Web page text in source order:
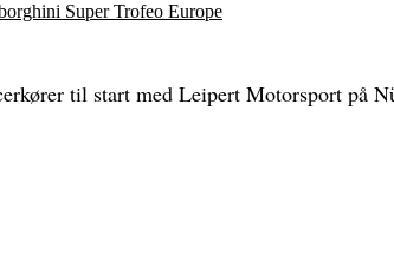
Super Trofeo Europe
til start med Leipert Motorsport på